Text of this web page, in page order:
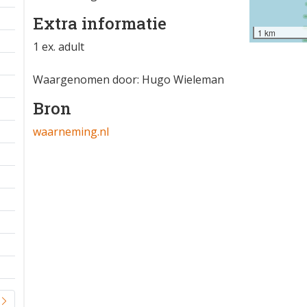
Extra informatie
1 ex. adult
Waargenomen door: Hugo Wieleman
Bron
waarneming.nl
1 km